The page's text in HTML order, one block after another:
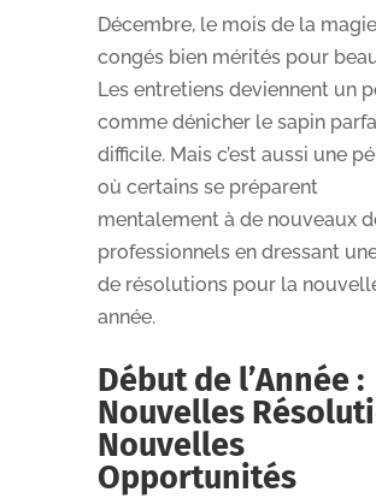
Décembre, le mois de la
congés bien mérités pour
Les entretiens deviennent un
comme dénicher le sapin
difficile. Mais c’est aussi une
où certains se préparent
mentalement à de nouveaux
professionnels en dressant
de résolutions pour la
année.
Début de l’Année :
Nouvelles
Nouvelles
Opportunités